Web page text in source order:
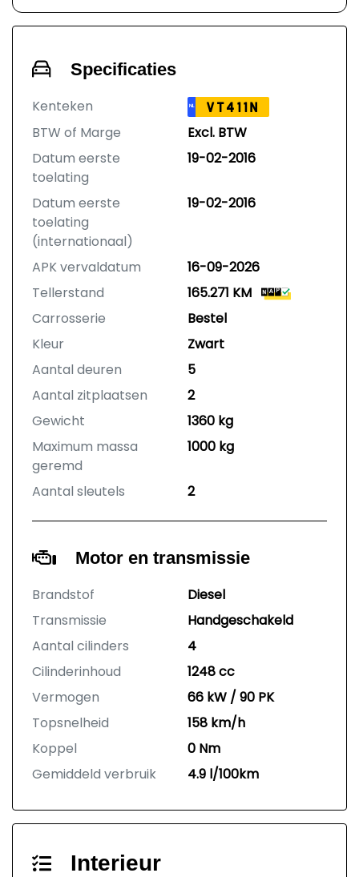
Specificaties
Kenteken NL VT411N
BTW of Marge
Excl. BTW
Datum eerste
toelating
19-02-2016
Datum eerste
toelating
(internationaal)
19-02-2016
APK vervaldatum
16-09-2026
Tellerstand
165.271 KM
Carrosserie
Bestel
Kleur
Zwart
Aantal deuren
5
Aantal zitplaatsen
2
Gewicht
1360 kg
Maximum massa
geremd
1000 kg
Aantal sleutels 2
Motor en transmissie
Brandstof
Diesel
Transmissie
Handgeschakeld
Aantal cilinders
4
Cilinderinhoud
1248 cc
Vermogen
66 kW / 90 PK
Topsnelheid
158 km/h
Koppel
0 Nm
Gemiddeld verbruik
4.9 l/100km
Interieur